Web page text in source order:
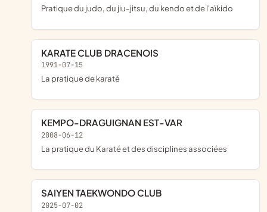
pratique du judo, du jiu-jitsu, du kendo et de l'aïkido
KARATE CLUB DRACENOIS
1991-07-15
la pratique de karaté
KEMPO-DRAGUIGNAN EST-VAR
2008-06-12
La pratique du Karaté et des disciplines associées
SAIYEN TAEKWONDO CLUB
2025-07-02